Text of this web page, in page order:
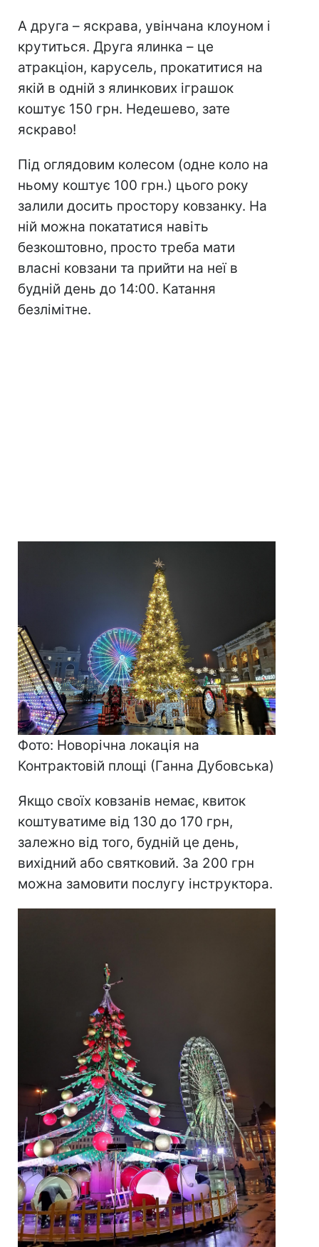
А друга – яскрава, увінчана клоуном і
крутиться. Друга ялинка – це
атракціон, карусель, прокатитися на
якій в одній з ялинкових іграшок
коштує 150 грн. Недешево, зате
яскраво!
Під оглядовим колесом (одне коло на
ньому коштує 100 грн.) цього року
залили досить простору ковзанку. На
ній можна покататися навіть
безкоштовно, просто треба мати
власні ковзани та прийти на неї в
будній день до 14:00. Катання
безлімітне.
Фото: Новорічна локація на
Контрактовій площі (Ганна Дубовська)
Якщо своїх ковзанів немає, квиток
коштуватиме від 130 до 170 грн,
залежно від того, будній це день,
вихідний або святковий. За 200 грн
можна замовити послугу інструктора.